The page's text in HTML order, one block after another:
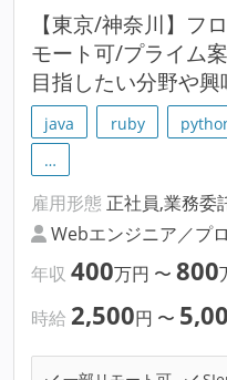
【東京/神奈川】フ
モート可/プライム
目指したい分野や
java ruby
…
雇用形態 正社員,業務委
Webエンジニア／プ
年収 400万円 〜 800
時給 2,500円 〜